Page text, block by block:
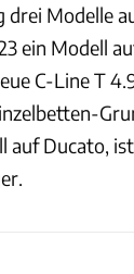
drei Modelle
ein Modell
C-Line T
auf Ducato,